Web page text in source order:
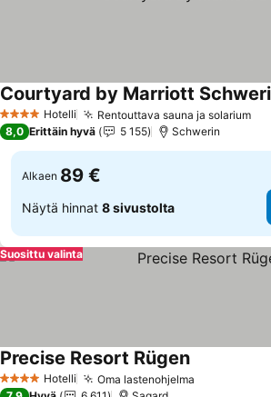
4 Tähtiluokitus
Hotelli Rentouttava sauna ja solarium
Courtyard by Marriott
8,0 Erittäin hyvä 5 155 Schwerin
Alkaen 89 €
Näytä hinnat 8 sivustolta
Suosittu valinta
4 Tähtiluokitus
Hotelli Oma lastenohjelma
Precise Resort RügenKatso hinnat